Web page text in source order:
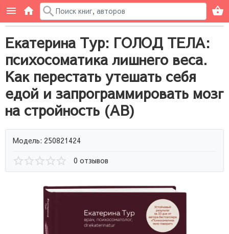
Екатерина Тур: ГОЛОД ТЕЛА:
психосоматика лишнего веса.
Как перестать утешать себя
едой и запрограммировать мозг
на стройность (AB)
Модель: 250821424
0 отзывов